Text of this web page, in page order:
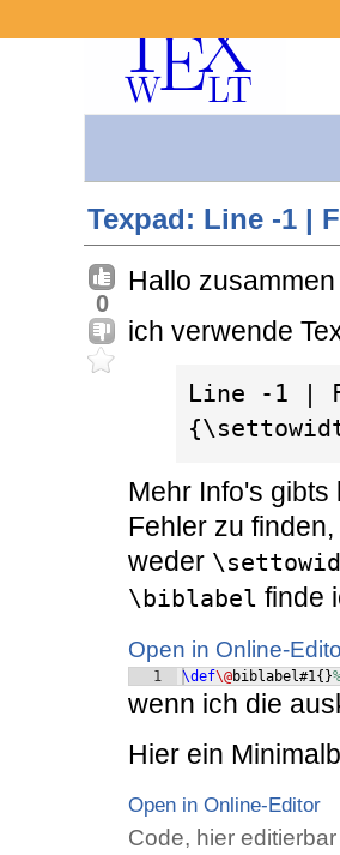
Texpad: Line -1 |
0
Hallo zusammen
ich verwende
Line -1 |
Mehr Info's
Fehler zu
weder
\biblabel finde
Open in Online-
1 \def\@biblabel#1{ }
wenn ich die
Hier ein
Open in Online-Editor
Code, hier